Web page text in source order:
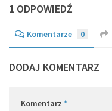
1 ODPOWIEDŹ
Komentarze 0
DODAJ KOMENTARZ
Komentarz *